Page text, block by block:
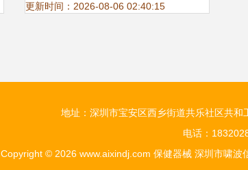
更新时间：2026-08-06 02:40:15
地址：深圳市宝安区西乡街道共乐社区共和
电话：
Copyright © 2026 www.aixindj.com 保健器械 深圳市啸波